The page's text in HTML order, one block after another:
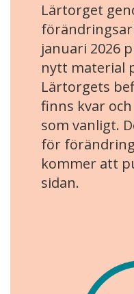
Lärtorget
januari 2026
nytt material
Lärtorgets
finns kvar
som vanligt.
för
kommer att
sidan.